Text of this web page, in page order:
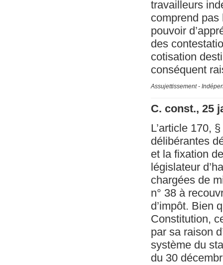
travailleurs
comprend pas
pouvoir
des
cotisation
conséquent
Assujettissement -
C. const., 25
L’article 170,
délibérantes
et la fixation
législateur
chargées de
n° 38 à
d’impôt. Bien
Constitution,
par sa raison
système du
du 30